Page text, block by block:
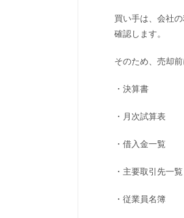
買い手は、会社
確認します。
そのため、売却
・決算書
・月次試算表
・借入金一覧
・主要取引先一覧
・従業員名簿